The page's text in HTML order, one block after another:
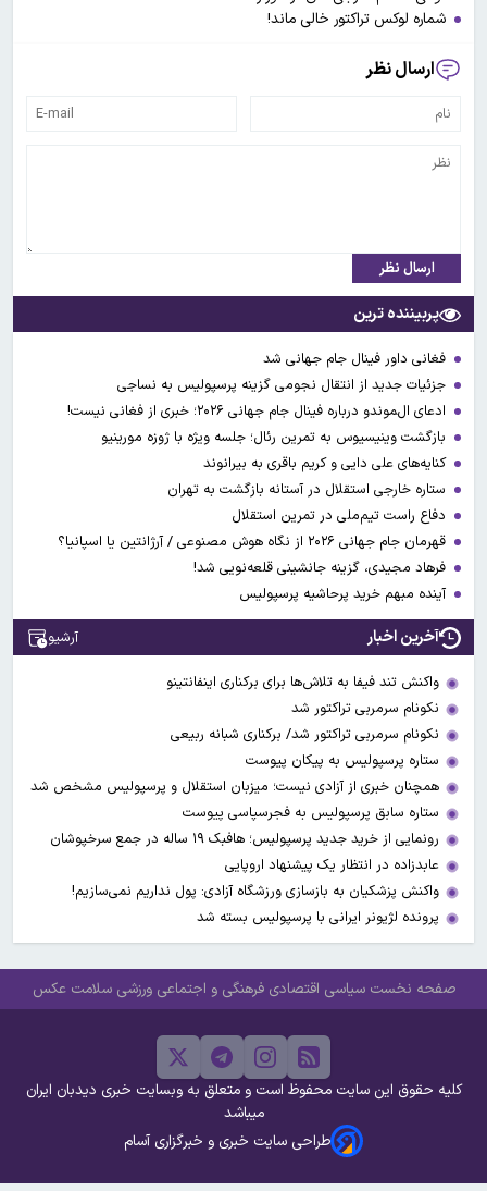
شماره لوکس تراکتور خالی ماند!
ارسال نظر
ارسال نظر
پربیننده ترین
فغانی داور فینال جام جهانی شد
جزئیات جدید از انتقال نجومی گزینه پرسپولیس به نساجی
ادعای ال‌‍موندو درباره فینال جام جهانی ۲۰۲۶؛ خبری از فغانی نیست!
بازگشت وینیسیوس به تمرین رئال؛ جلسه ویژه با ژوزه مورینیو
کنایه‌های علی دایی و کریم باقری به بیرانوند
ستاره خارجی استقلال در آستانه بازگشت به تهران
دفاع راست تیم‌ملی در تمرین استقلال
قهرمان جام جهانی ۲۰۲۶ از نگاه هوش مصنوعی / آرژانتین یا اسپانیا؟
فرهاد مجیدی، گزینه جانشینی قلعه‌نویی شد!
آینده مبهم خرید پرحاشیه پرسپولیس
آخرین اخبار آرشیو
واکنش تند فیفا به تلاش‌ها برای برکناری اینفانتینو
نکونام سرمربی تراکتور شد
نکونام سرمربی تراکتور شد/ برکناری شبانه ربیعی
ستاره پرسپولیس به پیکان پیوست
همچنان خبری از آزادی نیست؛ میزبان استقلال و پرسپولیس مشخص شد
ستاره سابق پرسپولیس به فجرسپاسی پیوست
رونمایی از خرید جدید پرسپولیس؛ هافبک ۱۹ ساله در جمع سرخپوشان
عابدزاده در انتظار یک پیشنهاد اروپایی
واکنش پزشکیان به بازسازی ورزشگاه آزادی: پول نداریم نمی‌سازیم!
پرونده لژیونر ایرانی با پرسپولیس بسته شد
صفحه نخست سیاسی اقتصادی فرهنگی و اجتماعی ورزشی سلامت عکس
کلیه حقوق این سایت محفوظ است و متعلق به وبسایت خبری دیدبان ایران
میباشد
طراحی سایت خبری و خبرگزاری آسام